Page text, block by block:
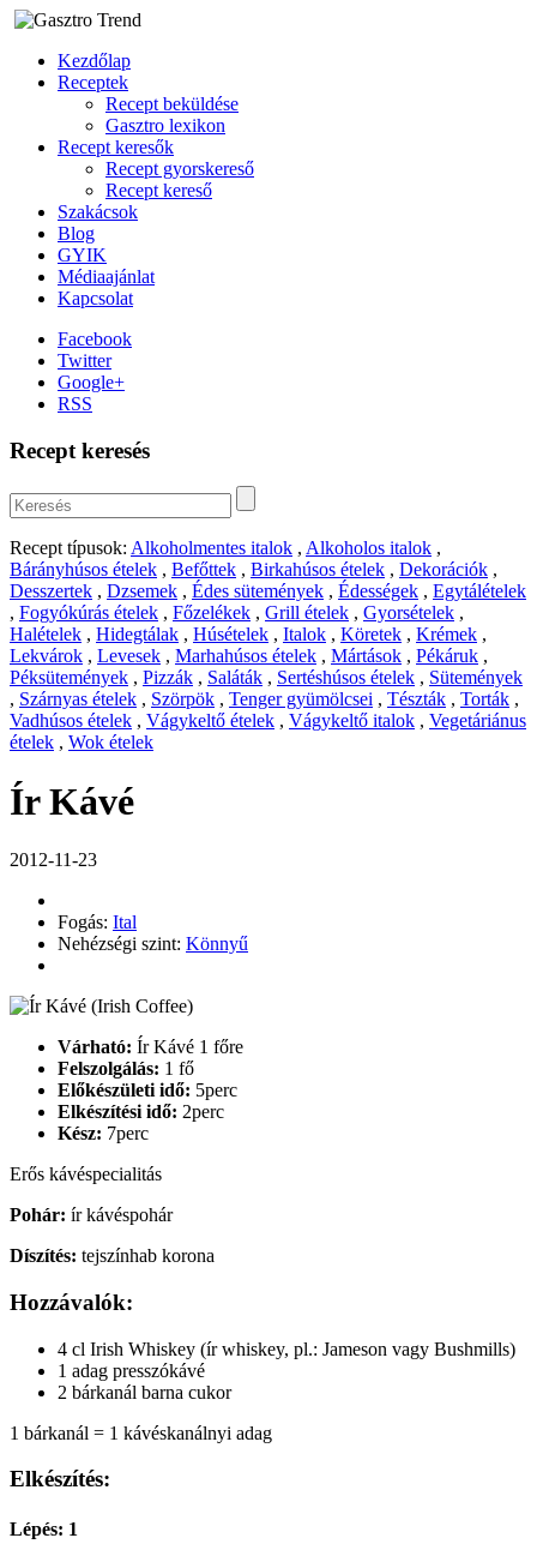
Kezdőlap
Receptek
Recept beküldése
Gasztro lexikon
Recept keresők
Recept gyorskereső
Recept kereső
Szakácsok
Blog
GYIK
Médiaajánlat
Kapcsolat
Facebook
Twitter
Google+
RSS
Recept keresés
Recept típusok: Alkoholmentes italok , Alkoholos italok ,
Bárányhúsos ételek , Befőttek , Birkahúsos ételek , Dekorációk ,
Desszertek , Dzsemek , Édes sütemények , Édességek , Egytálételek
, Fogyókúrás ételek , Főzelékek , Grill ételek , Gyorsételek ,
Halételek , Hidegtálak , Húsételek , Italok , Köretek , Krémek ,
Lekvárok , Levesek , Marhahúsos ételek , Mártások , Pékáruk ,
Péksütemények , Pizzák , Saláták , Sertéshúsos ételek , Sütemények
, Szárnyas ételek , Szörpök , Tenger gyümölcsei , Tészták , Torták ,
Vadhúsos ételek , Vágykeltő ételek , Vágykeltő italok , Vegetáriánus
ételek , Wok ételek
Ír Kávé
2012-11-23
Fogás: Ital
Nehézségi szint: Könnyű
Várható: Ír Kávé 1 főre
Felszolgálás: 1 fő
Előkészületi idő: 5perc
Elkészítési idő: 2perc
Kész: 7perc
Erős kávéspecialitás
Pohár: ír kávéspohár
Díszítés: tejszínhab korona
Hozzávalók:
4 cl Irish Whiskey (ír whiskey, pl.: Jameson vagy Bushmills)
1 adag presszókávé
2 bárkanál barna cukor
1 bárkanál = 1 kávéskanálnyi adag
Elkészítés:
Lépés: 1